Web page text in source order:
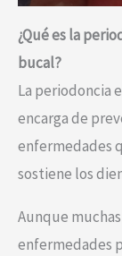
¿Qué es la
bucal?
La periodoncia
encarga de
enfermedades
sostiene los
Aunque
enfermedades